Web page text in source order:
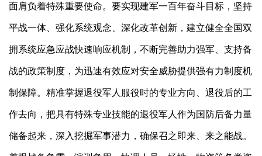
面肩负着特殊重要使命。要实现建军一百年奋斗目标，坚持
平战一体、强化系统观念、深化改革创新，建立健全全国双
拥系统应急应战快速响应机制，不断完善助力强军、支持备
战的政策制度，为迅速有效应对安全威胁提供强有力制度机
制保障。精准掌握退役军人服役时的专业方向、退役后的工
作去向，把具有特殊专业技能的退役军人作为国防后备力量
储备起来，深入挖掘军事潜力，确保召之即来、来之能战。